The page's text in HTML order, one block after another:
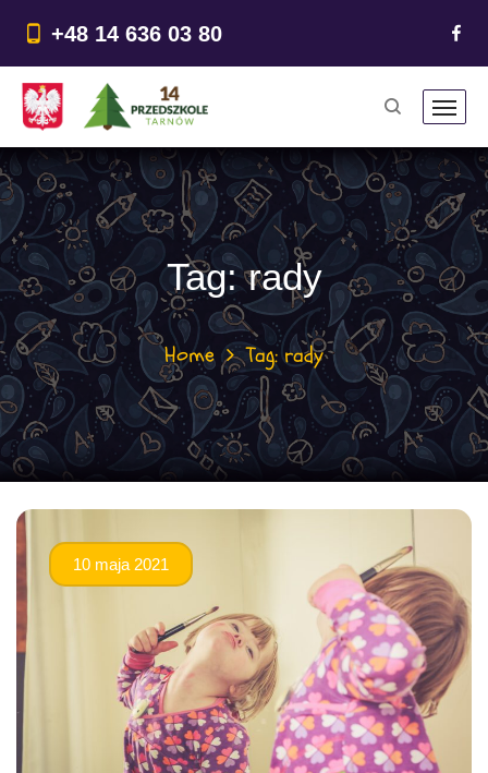
treści
+48 14 636 03 80
Tag:rady
Home Tag: rady
10 maja 2021